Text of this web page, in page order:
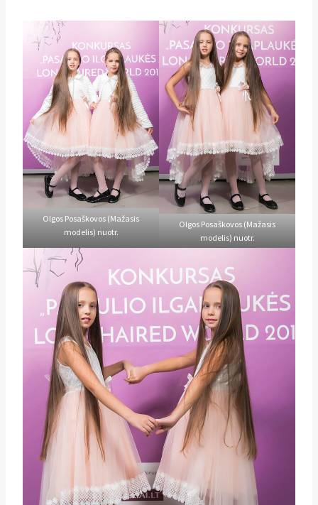
Olgos Posaškovos (Mažasis
modelis) nuotr.
Olgos Posaškovos (Mažasis
modelis) nuotr.